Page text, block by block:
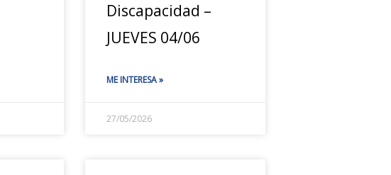
Discapacidad –
JUEVES 04/06
ME INTERESA »
27/05/2026